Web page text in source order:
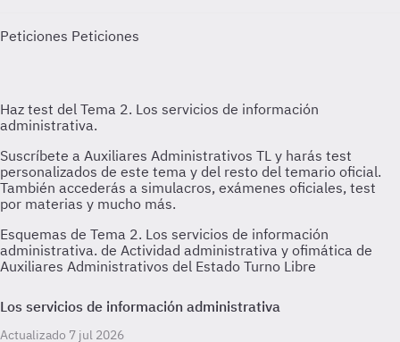
Peticiones Peticiones
Esquemas de Tema 2. Los servicios de información
administrativa. de Actividad administrativa y ofimática de
Auxiliares Administrativos del Estado Turno Libre
Los servicios de información administrativa
Actualizado 7 jul 2026